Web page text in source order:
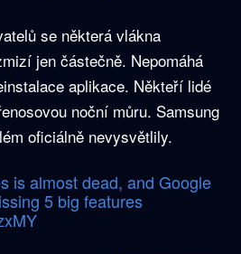
se některá vlákna
jen částečně. Nepomáhá
aplikace. Někteří lidé
noční můru. Samsung
oficiálně nevysvětlily.
is almost dead, and Google
5 big features